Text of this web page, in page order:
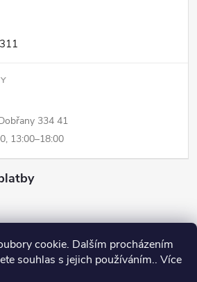
cookie. Dalším procházením
souhlas s jejich používáním.. Více
334 41
13:00–18:00
Domov. Všechna práva vyhrazena.Upravit